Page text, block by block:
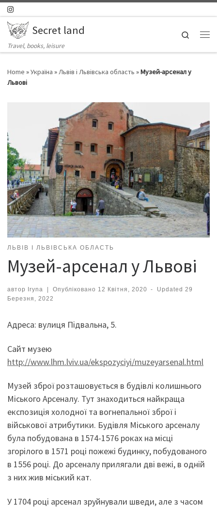
Skip to content
Secret land
Travel, books, leisure
Search
Home »Україна »Львів і Львівська область »Музей-арсенал у
Львові
ЛЬВІВ І ЛЬВІВСЬКА ОБЛАСТЬ
Музей-арсенал у Львові
автор Iryna Опубліковано 12 Квітня, 2020 - Updated29
Березня, 2022
Адреса: вулиця Підвальна, 5.
Сайт музею
http://www.lhm.lviv.ua/ekspozyciyi/muzeyarsenal.html
Музей зброї розташовується в будівлі колишнього
Міського Арсеналу. Тут знаходиться найкраща
експозиція холодної та вогнепальної зброї і
військової атрибутики. Будівля Міського арсеналу
була побудована в 1574-1576 роках на місці
згорілого в 1571 році пожежі будинку, побудованого
в 1556 році. До арсеналу прилягали дві вежі, в одній
з них жив міський кат.
У 1704 році арсенал зруйнували шведи, але з часом